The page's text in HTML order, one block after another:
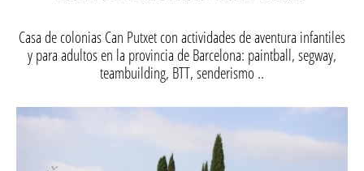
Casa de colonias Can Putxet con actividades de aventura infantiles
y para adultos en la provincia de Barcelona: paintball, segway,
teambuilding, BTT, senderismo ..